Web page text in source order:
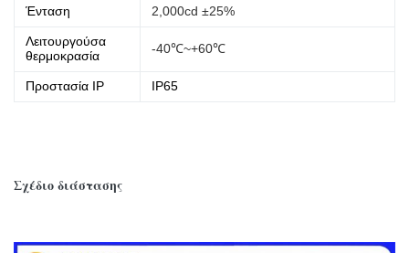
Ένταση 2,000cd ±25%
Λειτουργούσα
θερμοκρασία
-40℃~+60℃
Προστασία IP IP65
Σχέδιο διάστασης